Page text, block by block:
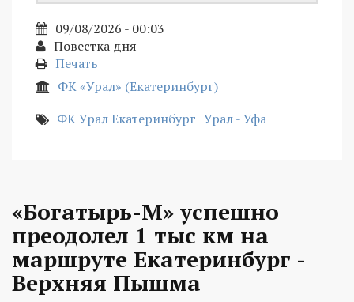
09/08/2026 - 00:03
Повестка дня
Печать
ФК «Урал» (Екатеринбург)
ФК Урал Екатеринбург Урал - Уфа
«Богатырь-М» успешно
преодолел 1 тыс км на
маршруте Екатеринбург -
Верхняя Пышма